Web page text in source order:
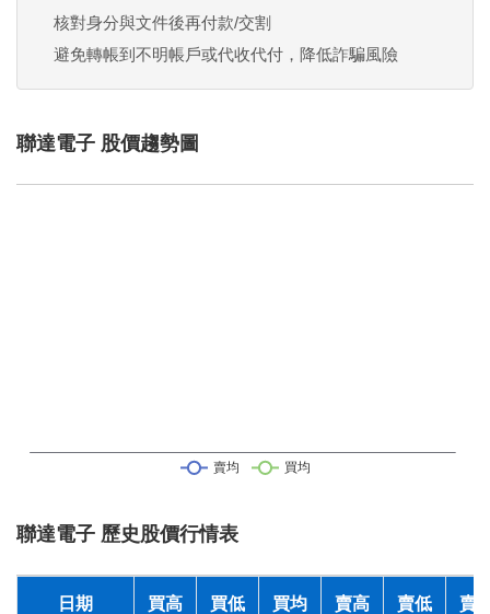
核對身分與文件後再付款/交割
避免轉帳到不明帳戶或代收代付，降低詐騙風險
聯達電子 股價趨勢圖
聯達電子 歷史股價行情表
日期 買高 買低 買均 賣高 賣低 賣